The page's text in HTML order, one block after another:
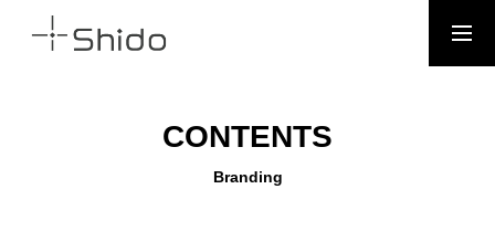
CONTENTS
Branding